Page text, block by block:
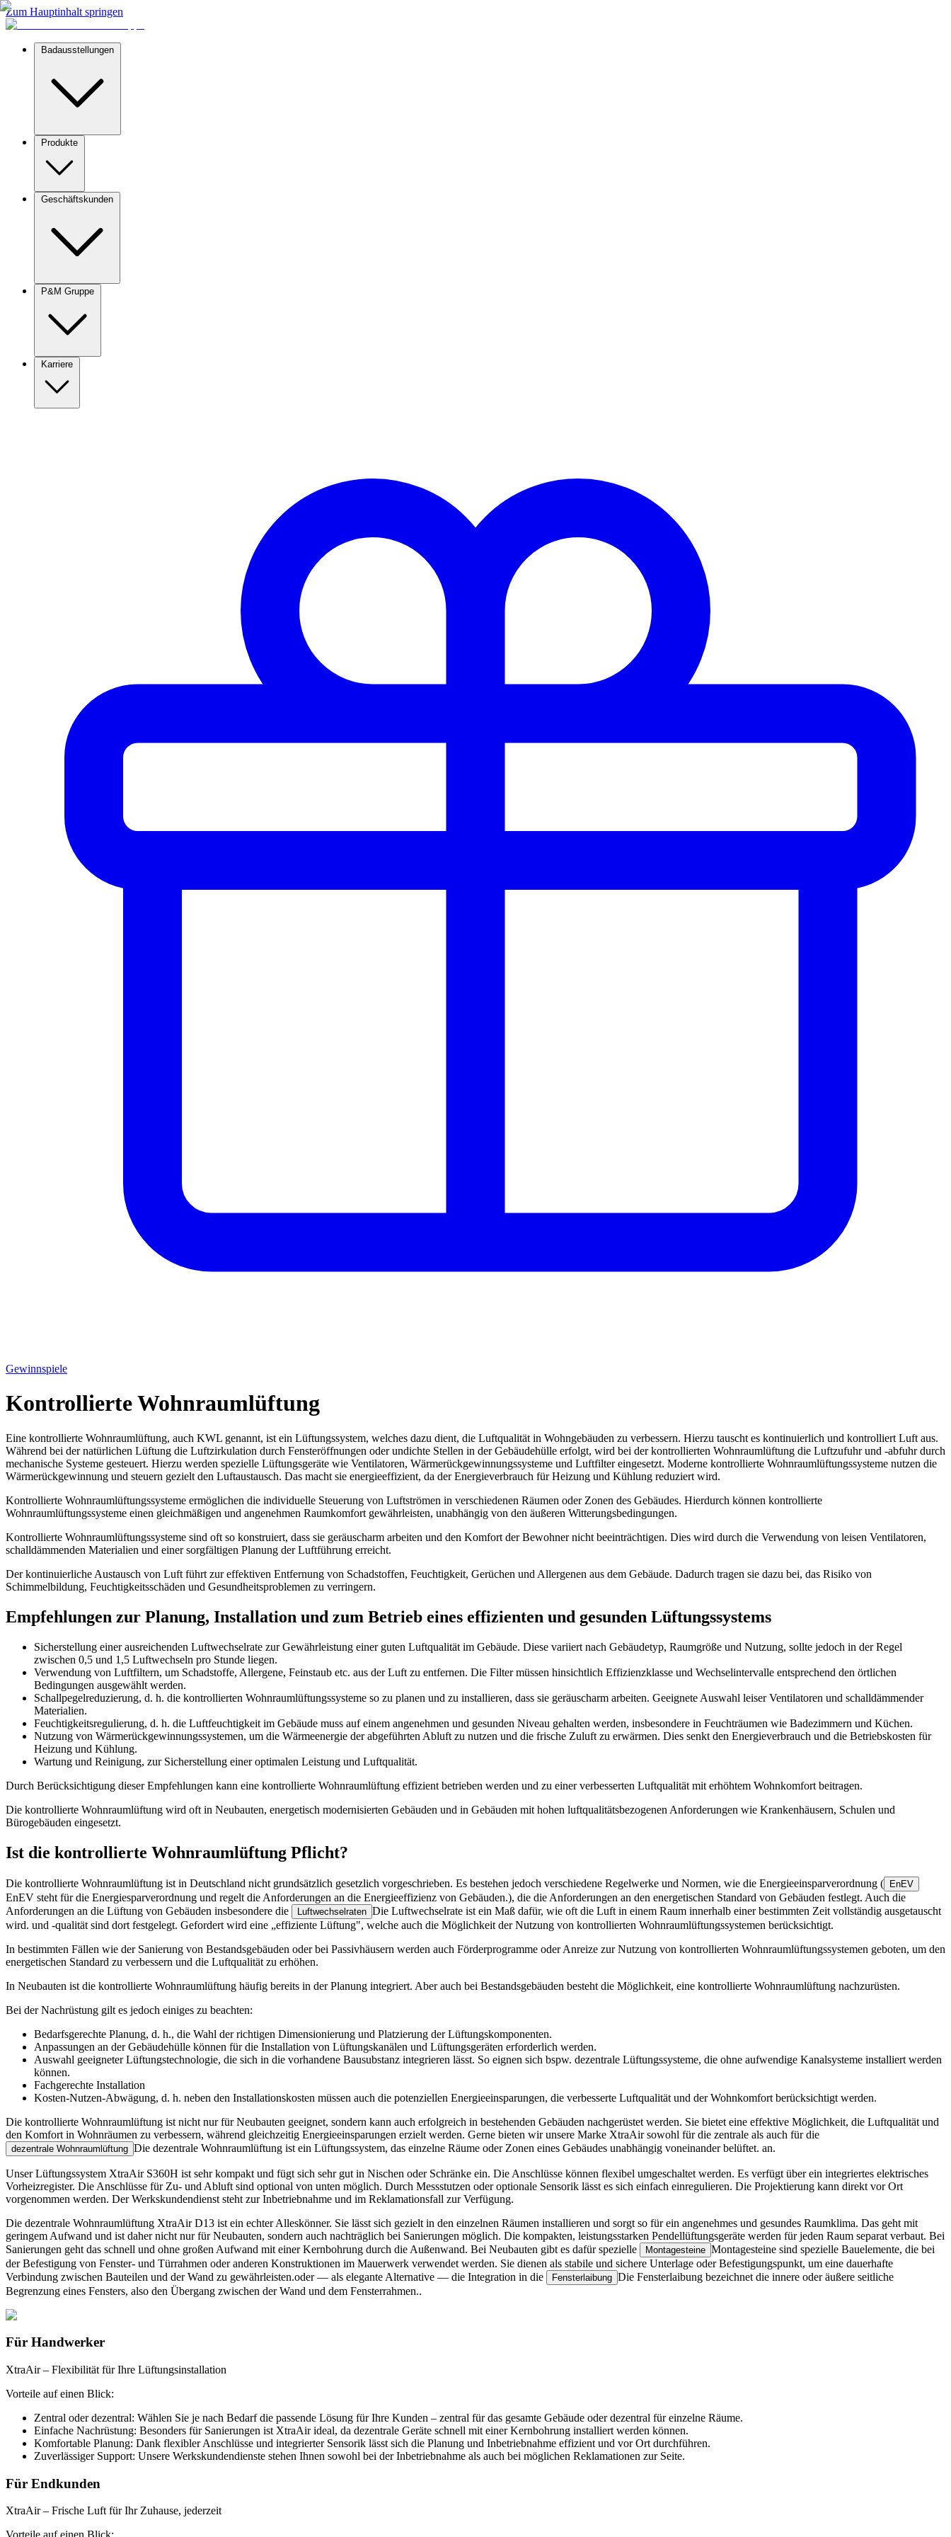
Zum Hauptinhalt springen
Badausstellungen
Produkte
Geschäftskunden
P&M Gruppe
Karriere
Gewinnspiele
Kontrollierte Wohnraumlüftung
Eine kontrollierte Wohnraumlüftung, auch KWL genannt, ist ein Lüftungssystem, welches dazu dient, die Luftqualität in Wohngebäuden zu verbessern. Hierzu tauscht es kontinuierlich und kontrolliert Luft aus.
Während bei der natürlichen Lüftung die Luftzirkulation durch Fensteröffnungen oder undichte Stellen in der Gebäudehülle erfolgt, wird bei der kontrollierten Wohnraumlüftung die Luftzufuhr und -abfuhr durch
mechanische Systeme gesteuert. Hierzu werden spezielle Lüftungsgeräte wie Ventilatoren, Wärmerückgewinnungssysteme und Luftfilter eingesetzt. Moderne kontrollierte Wohnraumlüftungssysteme nutzen die
Wärmerückgewinnung und steuern gezielt den Luftaustausch. Das macht sie energieeffizient, da der Energieverbrauch für Heizung und Kühlung reduziert wird.
Kontrollierte Wohnraumlüftungssysteme ermöglichen die individuelle Steuerung von Luftströmen in verschiedenen Räumen oder Zonen des Gebäudes. Hierdurch können kontrollierte
Wohnraumlüftungssysteme einen gleichmäßigen und angenehmen Raumkomfort gewährleisten, unabhängig von den äußeren Witterungsbedingungen.
Kontrollierte Wohnraumlüftungssysteme sind oft so konstruiert, dass sie geräuscharm arbeiten und den Komfort der Bewohner nicht beeinträchtigen. Dies wird durch die Verwendung von leisen Ventilatoren,
schalldämmenden Materialien und einer sorgfältigen Planung der Luftführung erreicht.
Der kontinuierliche Austausch von Luft führt zur effektiven Entfernung von Schadstoffen, Feuchtigkeit, Gerüchen und Allergenen aus dem Gebäude. Dadurch tragen sie dazu bei, das Risiko von
Schimmelbildung, Feuchtigkeitsschäden und Gesundheitsproblemen zu verringern.
Empfehlungen zur Planung, Installation und zum Betrieb eines effizienten und gesunden Lüftungssystems
Sicherstellung einer ausreichenden Luftwechselrate zur Gewährleistung einer guten Luftqualität im Gebäude. Diese variiert nach Gebäudetyp, Raumgröße und Nutzung, sollte jedoch in der Regel
zwischen 0,5 und 1,5 Luftwechseln pro Stunde liegen.
Verwendung von Luftfiltern, um Schadstoffe, Allergene, Feinstaub etc. aus der Luft zu entfernen. Die Filter müssen hinsichtlich Effizienzklasse und Wechselintervalle entsprechend den örtlichen
Bedingungen ausgewählt werden.
Schallpegelreduzierung, d. h. die kontrollierten Wohnraumlüftungssysteme so zu planen und zu installieren, dass sie geräuscharm arbeiten. Geeignete Auswahl leiser Ventilatoren und schalldämmender
Materialien.
Feuchtigkeitsregulierung, d. h. die Luftfeuchtigkeit im Gebäude muss auf einem angenehmen und gesunden Niveau gehalten werden, insbesondere in Feuchträumen wie Badezimmern und Küchen.
Nutzung von Wärmerückgewinnungssystemen, um die Wärmeenergie der abgeführten Abluft zu nutzen und die frische Zuluft zu erwärmen. Dies senkt den Energieverbrauch und die Betriebskosten für
Heizung und Kühlung.
Wartung und Reinigung, zur Sicherstellung einer optimalen Leistung und Luftqualität.
Durch Berücksichtigung dieser Empfehlungen kann eine kontrollierte Wohnraumlüftung effizient betrieben werden und zu einer verbesserten Luftqualität mit erhöhtem Wohnkomfort beitragen.
Die kontrollierte Wohnraumlüftung wird oft in Neubauten, energetisch modernisierten Gebäuden und in Gebäuden mit hohen luftqualitätsbezogenen Anforderungen wie Krankenhäusern, Schulen und
Bürogebäuden eingesetzt.
Ist die kontrollierte Wohnraumlüftung Pflicht?
Die kontrollierte Wohnraumlüftung ist in Deutschland nicht grundsätzlich gesetzlich vorgeschrieben. Es bestehen jedoch verschiedene Regelwerke und Normen, wie die Energieeinsparverordnung ( EnEV
EnEV steht für die Energiesparverordnung und regelt die Anforderungen an die Energieeffizienz von Gebäuden.), die die Anforderungen an den energetischen Standard von Gebäuden festlegt. Auch die
Anforderungen an die Lüftung von Gebäuden insbesondere die
Luftwechselraten Die Luftwechselrate ist ein Maß dafür, wie oft die Luft in einem Raum innerhalb einer bestimmten Zeit vollständig ausgetauscht
wird. und -qualität sind dort festgelegt. Gefordert wird eine „effiziente Lüftung", welche auch die Möglichkeit der Nutzung von kontrollierten Wohnraumlüftungssystemen berücksichtigt.
In bestimmten Fällen wie der Sanierung von Bestandsgebäuden oder bei Passivhäusern werden auch Förderprogramme oder Anreize zur Nutzung von kontrollierten Wohnraumlüftungssystemen geboten, um den
energetischen Standard zu verbessern und die Luftqualität zu erhöhen.
In Neubauten ist die kontrollierte Wohnraumlüftung häufig bereits in der Planung integriert. Aber auch bei Bestandsgebäuden besteht die Möglichkeit, eine kontrollierte Wohnraumlüftung nachzurüsten.
Bei der Nachrüstung gilt es jedoch einiges zu beachten:
Bedarfsgerechte Planung, d. h., die Wahl der richtigen Dimensionierung und Platzierung der Lüftungskomponenten.
Anpassungen an der Gebäudehülle können für die Installation von Lüftungskanälen und Lüftungsgeräten erforderlich werden.
Auswahl geeigneter Lüftungstechnologie, die sich in die vorhandene Bausubstanz integrieren lässt. So eignen sich bspw. dezentrale Lüftungssysteme, die ohne aufwendige Kanalsysteme installiert werden
können.
Fachgerechte Installation
Kosten-Nutzen-Abwägung, d. h. neben den Installationskosten müssen auch die potenziellen Energieeinsparungen, die verbesserte Luftqualität und der Wohnkomfort berücksichtigt werden.
Die kontrollierte Wohnraumlüftung ist nicht nur für Neubauten geeignet, sondern kann auch erfolgreich in bestehenden Gebäuden nachgerüstet werden. Sie bietet eine effektive Möglichkeit, die Luftqualität und
den Komfort in Wohnräumen zu verbessern, während gleichzeitig Energieeinsparungen erzielt werden. Gerne bieten wir unsere Marke XtraAirsowohl für die zentrale als auch für die
dezentrale Wohnraumlüftung Die dezentrale Wohnraumlüftung ist ein Lüftungssystem, das einzelne Räume oder Zonen eines Gebäudes unabhängig voneinander belüftet. an.
Unser Lüftungssystem XtraAir S360H ist sehr kompakt und fügt sich sehr gut in Nischen oder Schränke ein. Die Anschlüsse können flexibel umgeschaltet werden. Es verfügt über ein integriertes elektrisches
Vorheizregister. Die Anschlüsse für Zu- und Abluft sind optional von unten möglich. Durch Messstutzen oder optionale Sensorik lässt es sich einfach einregulieren. Die Projektierung kann direkt vor Ort
vorgenommen werden. Der Werkskundendienst steht zur Inbetriebnahme und im Reklamationsfall zur Verfügung.
Die dezentrale Wohnraumlüftung XtraAir D13 ist ein echter Alleskönner. Sie lässt sich gezielt in den einzelnen Räumen installieren und sorgt so für ein angenehmes und gesundes Raumklima. Das geht mit
geringem Aufwand und ist daher nicht nur für Neubauten, sondern auch nachträglich bei Sanierungen möglich. Die kompakten, leistungsstarken Pendellüftungsgeräte werden für jeden Raum separat verbaut. Bei
Sanierungen geht das schnell und ohne großen Aufwand mit einer Kernbohrung durch die Außenwand. Bei Neubauten gibt es dafür spezielle
Montagesteine Montagesteine sind spezielle Bauelemente, die bei
der Befestigung von Fenster- und Türrahmen oder anderen Konstruktionen im Mauerwerk verwendet werden. Sie dienen als stabile und sichere Unterlage oder Befestigungspunkt, um eine dauerhafte
Verbindung zwischen Bauteilen und der Wand zu gewährleisten.oder — als elegante Alternative — die Integration in die Fensterlaibung Die Fensterlaibung bezeichnet die innere oder äußere seitliche
Begrenzung eines Fensters, also den Übergang zwischen der Wand und dem Fensterrahmen..
Für Handwerker
XtraAir – Flexibilität für Ihre Lüftungsinstallation
Vorteile auf einen Blick:
Zentral oder dezentral: Wählen Sie je nach Bedarf die passende Lösung für Ihre Kunden – zentral für das gesamte Gebäude oder dezentral für einzelne Räume.
Einfache Nachrüstung: Besonders für Sanierungen ist XtraAir ideal, da dezentrale Geräte schnell mit einer Kernbohrung installiert werden können.
Komfortable Planung: Dank flexibler Anschlüsse und integrierter Sensorik lässt sich die Planung und Inbetriebnahme effizient und vor Ort durchführen.
Zuverlässiger Support: Unsere Werkskundendienste stehen Ihnen sowohl bei der Inbetriebnahme als auch bei möglichen Reklamationen zur Seite.
Für Endkunden
XtraAir – Frische Luft für Ihr Zuhause, jederzeit